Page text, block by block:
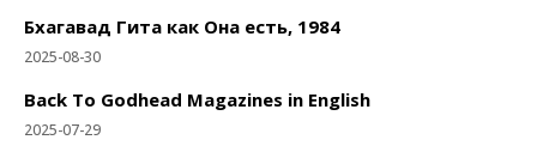
Бхагавад Гита как Она есть, 1984
2025-08-30
Back To Godhead Magazines in English
2025-07-29